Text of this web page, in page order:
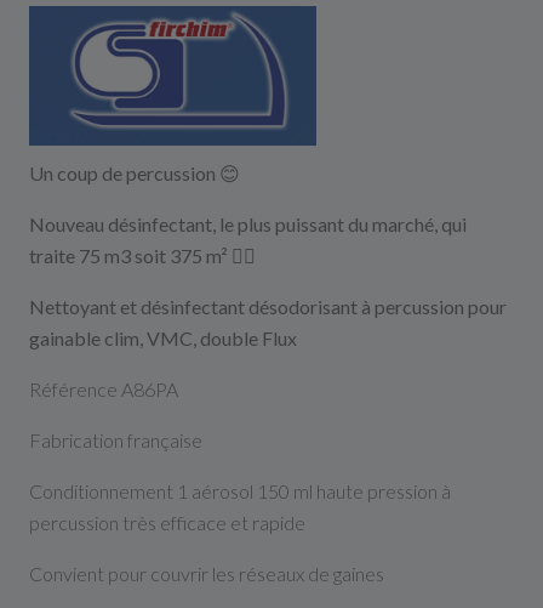
Un coup de percussion 😊
Nouveau désinfectant, le plus puissant du marché, qui
traite 75 m3 soit 375 m² 👷‍♂️
Nettoyant et désinfectant désodorisant à percussion pour
gainable clim, VMC, double Flux
Référence A86PA
Fabrication française
Conditionnement 1 aérosol 150 ml haute pression à
percussion très efficace et rapide
Convient pour couvrir les réseaux de gaines